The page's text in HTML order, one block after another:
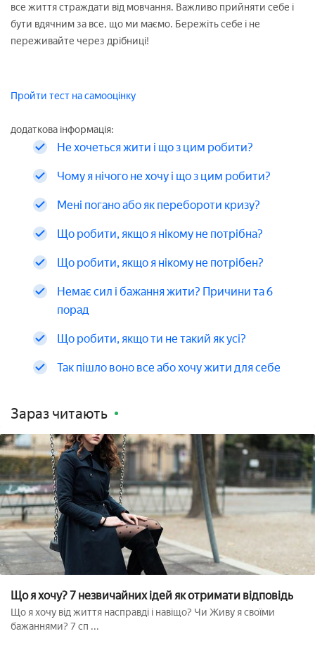
все життя страждати від мовчання. Важливо прийняти себе і
бути вдячним за все, що ми маємо. Бережіть себе і не
переживайте через дрібниці!
Пройти тест на самооцінку
додаткова інформація:
Не хочеться жити і що з цим робити?
Чому я нічого не хочу і що з цим робити?
Мені погано або як перебороти кризу?
Що робити, якщо я нікому не потрібна?
Що робити, якщо я нікому не потрібен?
Немає сил і бажання жити? Причини та 6
порад
Що робити, якщо ти не такий як усі?
Так пішло воно все або хочу жити для себе
Зараз читають
Що я хочу? 7 незвичайних ідей як отримати відповідь
Що я хочу від життя насправді і навіщо? Чи Живу я своїми
бажаннями? 7 сп ...